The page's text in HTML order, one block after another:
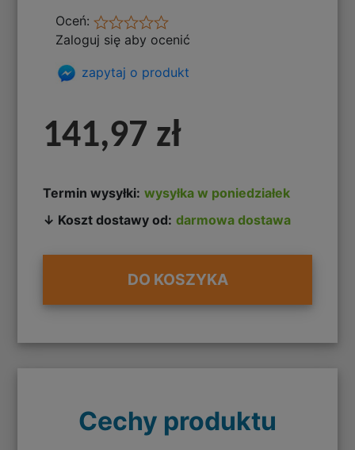
Oceń:
Zaloguj się aby ocenić
zapytaj o produkt
141,97 zł
Termin wysyłki: wysyłka w poniedziałek
↓ Koszt dostawy od: darmowa dostawa
DO KOSZYKA
Cechy produktu